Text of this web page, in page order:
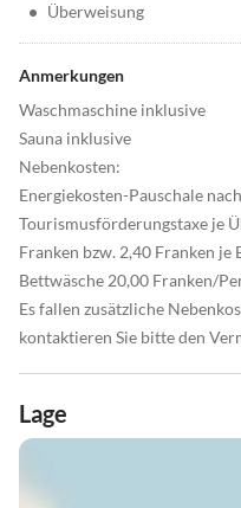
• Überweisung
Anmerkungen
Waschmaschine inklusive
Sauna inklusive
Nebenkosten:
Energiekosten-Pauschale
Tourismusförderungstaxe je
Franken bzw. 2,40 Franken je
Bettwäsche 20,00 Franken/
Es fallen zusätzliche
kontaktieren Sie bitte den
Lage